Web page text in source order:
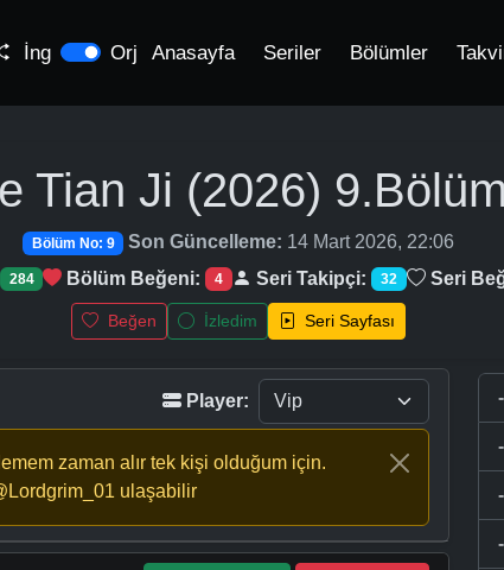
İng Orj Anasayfa Seriler Bölümler
Tian Ji (2026) 9.Bölüm
Bölüm No: 9 Son Güncelleme: 14 Mart 2026, 22:06
284 Bölüm Beğeni: 4 Seri Takipçi: 32 Seri
Beğen İzledim Seri Sayfası
Player:
zaman alır tek kişi olduğum için.
ulaşabilir
-
-
-
-